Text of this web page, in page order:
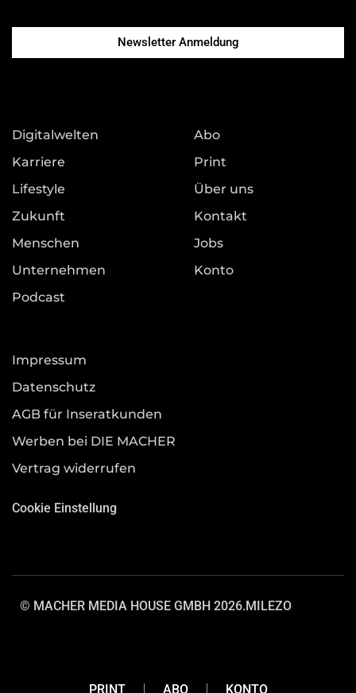
Newsletter Anmeldung
Digitalwelten
Karriere
Lifestyle
Zukunft
Menschen
Unternehmen
Podcast
Abo
Print
Über uns
Kontakt
Jobs
Konto
Impressum
Datenschutz
AGB für Inseratkunden
Werben bei DIE MACHER
Vertrag widerrufen
Cookie Einstellung
© MACHER MEDIA HOUSE GMBH 2026.MILEZO
PRINT ABO KONTO